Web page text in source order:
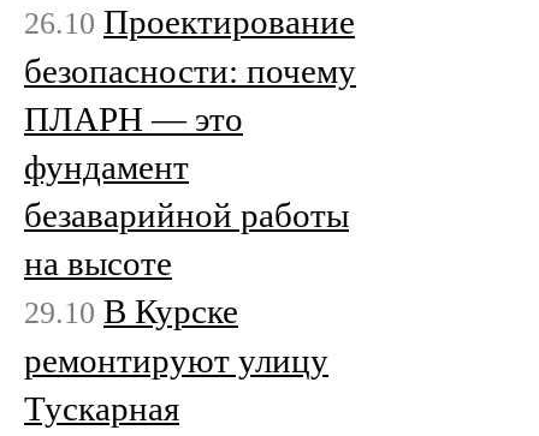
26.10 Проектирование
безопасности: почему
ПЛАРН — это
фундамент
безаварийной работы
на высоте
29.10 В Курске
ремонтируют улицу
Тускарная